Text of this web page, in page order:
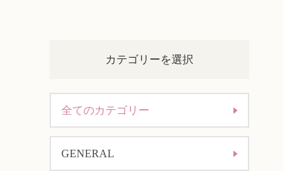
カテゴリーを選択
全てのカテゴリー
GENERAL